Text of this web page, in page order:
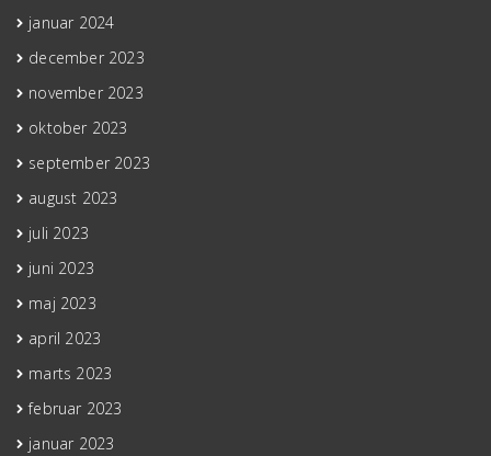
januar 2024
december 2023
november 2023
oktober 2023
september 2023
august 2023
juli 2023
juni 2023
maj 2023
april 2023
marts 2023
februar 2023
januar 2023